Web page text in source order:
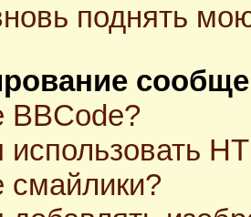
поднять
BBCode?
использовать
смайлики?